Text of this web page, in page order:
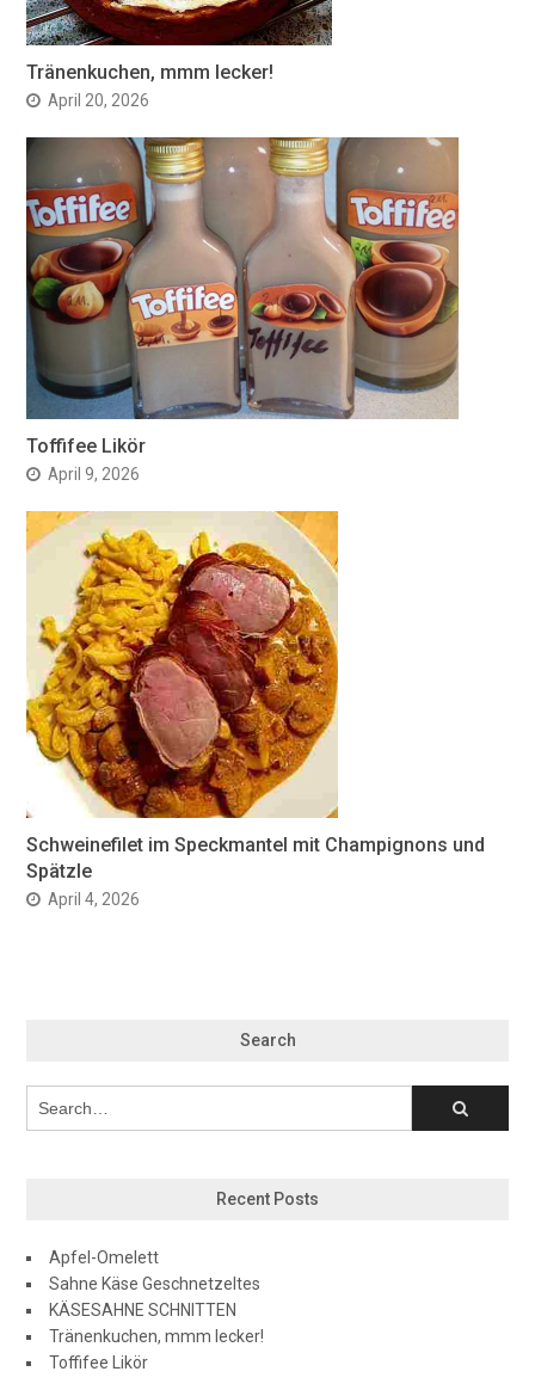
Tränenkuchen, mmm lecker!
April 20, 2026
Toffifee Likör
April 9, 2026
Schweinefilet im Speckmantel mit Champignons und
Spätzle
April 4, 2026
Search
Recent Posts
Apfel-Omelett
Sahne Käse Geschnetzeltes
KÄSESAHNE SCHNITTEN
Tränenkuchen, mmm lecker!
Toffifee Likör